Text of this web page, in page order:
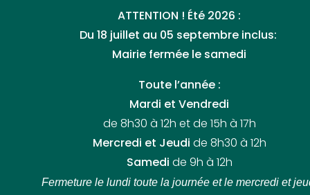
ATTENTION ! Été 2026 :
Du 18 juillet au 05 septembre inclus:
Mairie fermée le samedi
Toute l’année :
Mardi et Vendredi
de 8h30 à 12h et de 15h à 17h
Mercredi et Jeudi de 8h30 à 12h
Samedi de 9h à 12h
Fermeture le lundi toute la journée et le mercredi et